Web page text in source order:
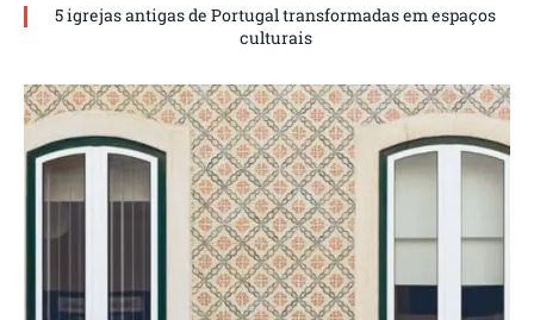
5 igrejas antigas de Portugal transformadas em espaços
culturais